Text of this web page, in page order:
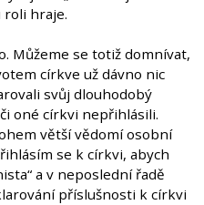
roli hraje.
Můžeme se totiž domnívat,
církve už dávno nic
svůj dlouhodobý
oné církvi nepřihlásili.
větší vědomí osobní
se k církvi, abych
a v neposlední řadě
příslušnosti k církvi